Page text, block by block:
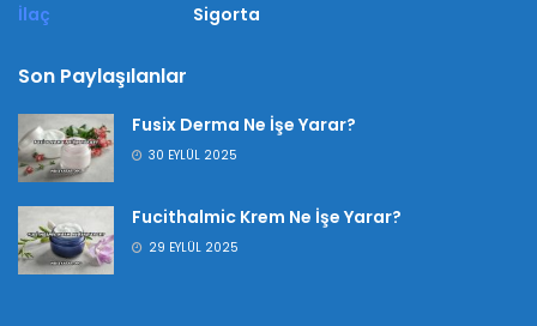
İlaç
Sigorta
Son Paylaşılanlar
Fusix Derma Ne İşe Yarar?
30 EYLÜL 2025
Fucithalmic Krem Ne İşe Yarar?
29 EYLÜL 2025